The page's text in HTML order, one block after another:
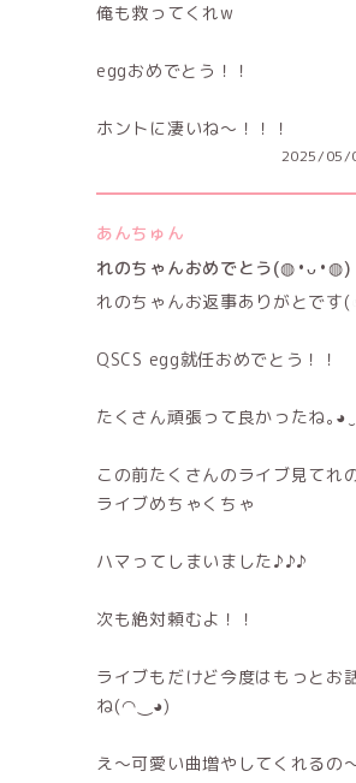
俺も救ってくれw
eggおめでとう！！
ホントに凄いね〜！！！
2025/05/
あんちゅん
れのちゃんおめでとう(⁠◍⁠•⁠ᴗ⁠•⁠◍⁠)
れのちゃんお返事ありがとです
QSCS egg就任おめでとう！！
たくさん頑張って良かったね｡⁠
この前たくさんのライブ見てれ
ライブめちゃくちゃ
ハマってしまいました♪♪♪
次も絶対頼むよ！！
ライブもだけど今度はもっとお
ね(⁠◠⁠‿⁠◕⁠)
え〜可愛い曲増やしてくれるの